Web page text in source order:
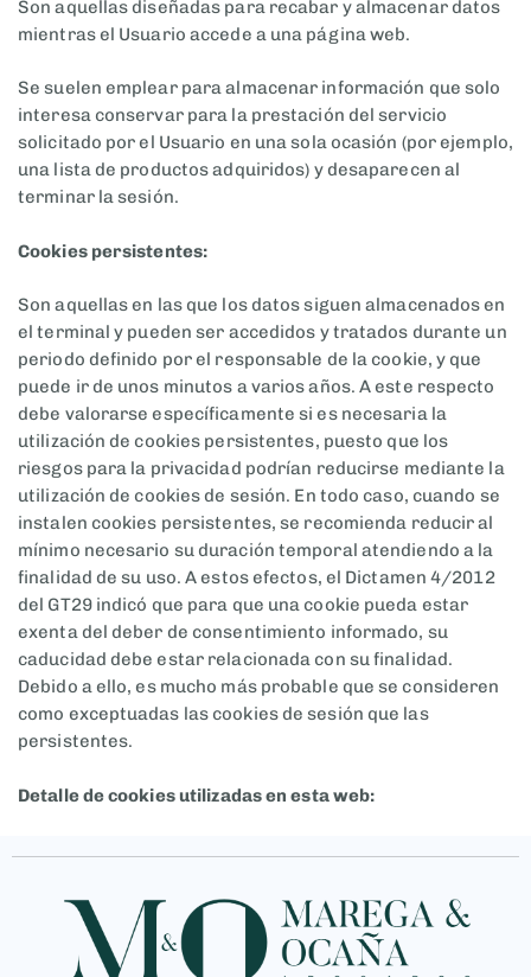
Son aquellas diseñadas para recabar y almacenar datos
mientras el Usuario accede a una página web.
Se suelen emplear para almacenar información que solo
interesa conservar para la prestación del servicio
solicitado por el Usuario en una sola ocasión (por ejemplo,
una lista de productos adquiridos) y desaparecen al
terminar la sesión.
Cookies persistentes:
Son aquellas en las que los datos siguen almacenados en
el terminal y pueden ser accedidos y tratados durante un
periodo definido por el responsable de la cookie, y que
puede ir de unos minutos a varios años. A este respecto
debe valorarse específicamente si es necesaria la
utilización de cookies persistentes, puesto que los
riesgos para la privacidad podrían reducirse mediante la
utilización de cookies de sesión. En todo caso, cuando se
instalen cookies persistentes, se recomienda reducir al
mínimo necesario su duración temporal atendiendo a la
finalidad de su uso. A estos efectos, el Dictamen 4/2012
del GT29 indicó que para que una cookie pueda estar
exenta del deber de consentimiento informado, su
caducidad debe estar relacionada con su finalidad.
Debido a ello, es mucho más probable que se consideren
como exceptuadas las cookies de sesión que las
persistentes.
Detalle de cookies utilizadas en esta web: